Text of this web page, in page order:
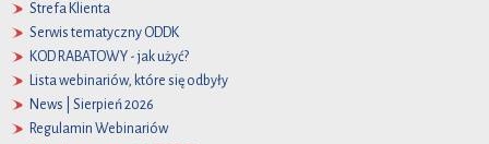
Strefa Klienta
Serwis tematyczny ODDK
KOD RABATOWY - jak użyć?
Lista webinariów, które się odbyły
News | Sierpień 2026
Regulamin Webinariów